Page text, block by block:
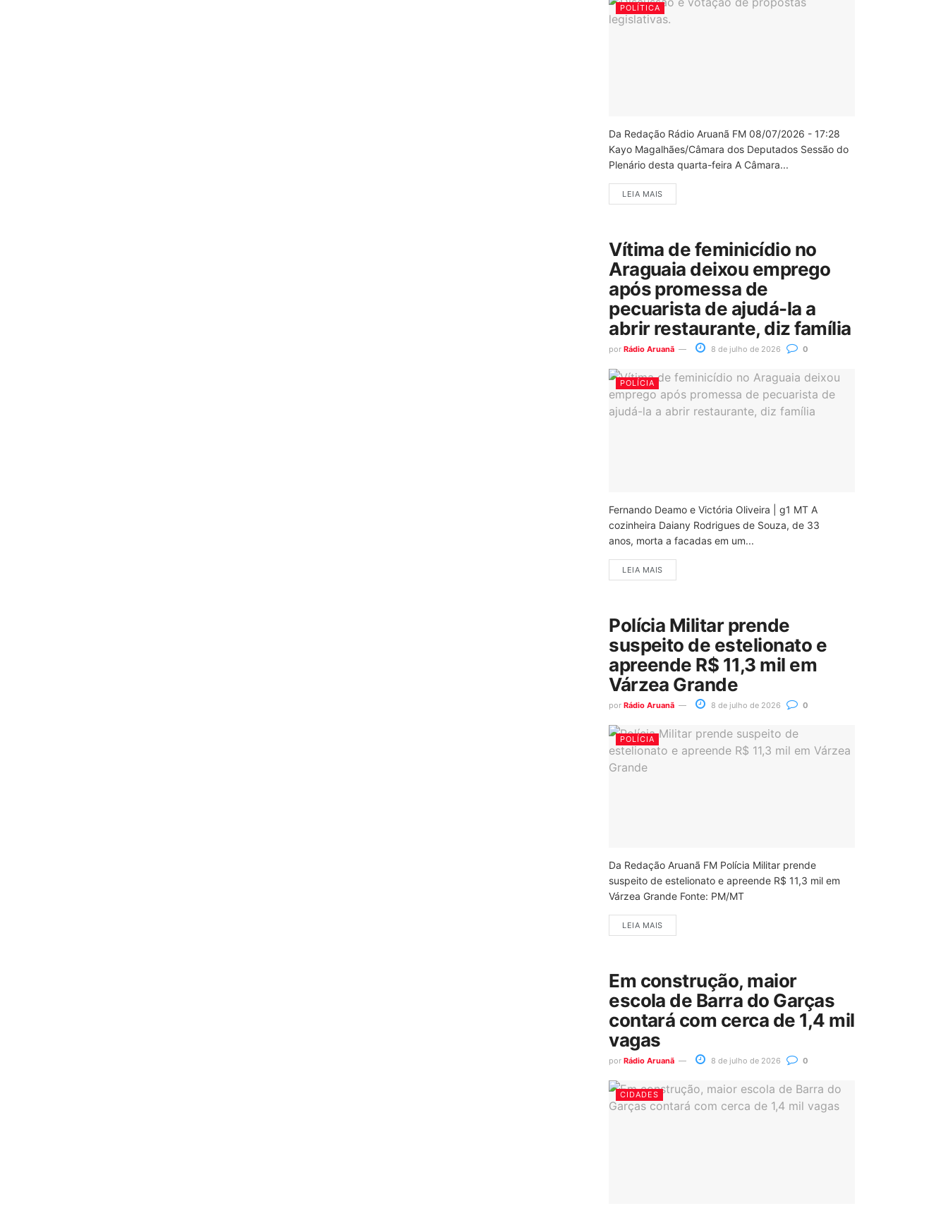
POLÍTICA
Da Redação Rádio Aruanã FM 08/07/2026 - 17:28
Kayo Magalhães/Câmara dos Deputados Sessão do
Plenário desta quarta-feira A Câmara...
LEIA MAIS
Vítima de feminicídio no
Araguaia deixou emprego
após promessa de
pecuarista de ajudá-la a
abrir restaurante, diz família
por Rádio Aruanã 8 de julho de 2026 0
POLÍCIA
Fernando Deamo e Victória Oliveira | g1 MT A
cozinheira Daiany Rodrigues de Souza, de 33
anos, morta a facadas em um...
LEIA MAIS
Polícia Militar prende
suspeito de estelionato e
apreende R$ 11,3 mil em
Várzea Grande
por Rádio Aruanã 8 de julho de 2026 0
POLÍCIA
Da Redação Aruanã FM Polícia Militar prende
suspeito de estelionato e apreende R$ 11,3 mil em
Várzea Grande Fonte: PM/MT
LEIA MAIS
Em construção, maior
escola de Barra do Garças
contará com cerca de 1,4 mil
vagas
por Rádio Aruanã 8 de julho de 2026 0
CIDADES